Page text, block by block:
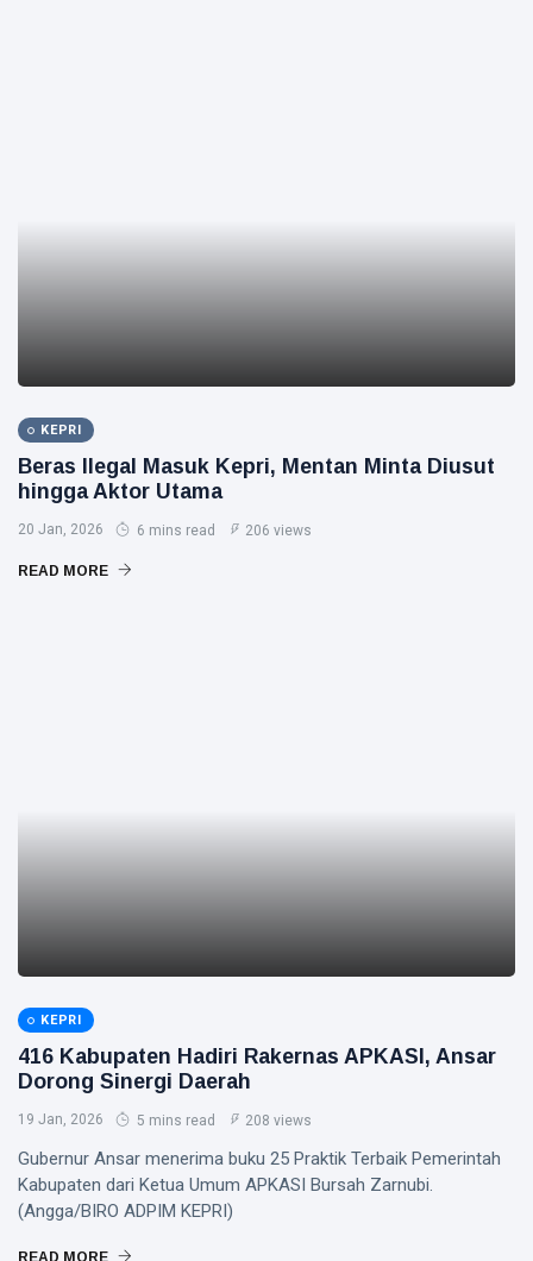
KEPRI
Beras Ilegal Masuk Kepri, Mentan Minta Diusut
hingga Aktor Utama
20 Jan, 2026 6 mins read 206 views
READ MORE
KEPRI
416 Kabupaten Hadiri Rakernas APKASI, Ansar
Dorong Sinergi Daerah
19 Jan, 2026 5 mins read 208 views
Gubernur Ansar menerima buku 25 Praktik Terbaik Pemerintah
Kabupaten dari Ketua Umum APKASI Bursah Zarnubi.
(Angga/BIRO ADPIM KEPRI)
READ MORE